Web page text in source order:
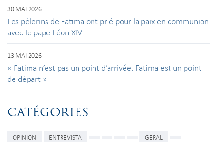
30 MAI 2026
Les pèlerins de Fatima ont prié pour la paix en communion
avec le pape Léon XIV
13 MAI 2026
« Fatima n’est pas un point d’arrivée. Fatima est un point
de départ »
CATÉGORIES
OPINION ENTREVISTA GERAL